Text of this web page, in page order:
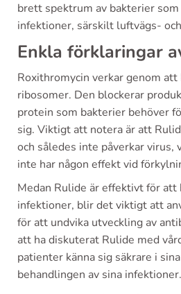
brett spektrum av bakterier
infektioner, särskilt luftvägs-
Enkla förklaringar
Roxithromycin verkar genom
ribosomer. Den blockerar
protein som bakterier behöver
sig. Viktigt att notera är att
och således inte påverkar
inte har någon effekt vid
Medan Rulide är effektivt för
infektioner, blir det viktigt att
för att undvika utveckling av
att ha diskuterat Rulide med
patienter känna sig säkrare i
behandlingen av sina infektioner.